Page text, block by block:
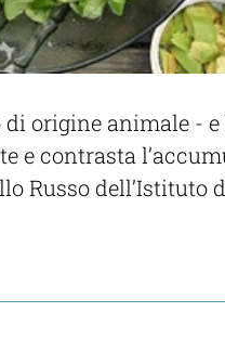
origine animale -
e contrasta
Russo dell’Istituto